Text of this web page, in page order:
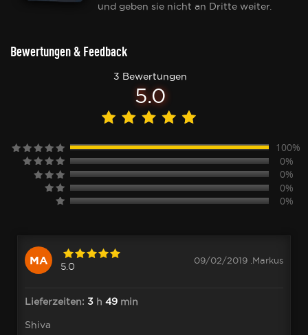
und geben sie nicht an Dritte weiter.
Bewertungen & Feedback
3 Bewertungen
5.0
100%
0%
0%
0%
0%
MA 5.0
09/02/2019 .Markus
Lieferzeiten: 3 h 49 min
Shiva